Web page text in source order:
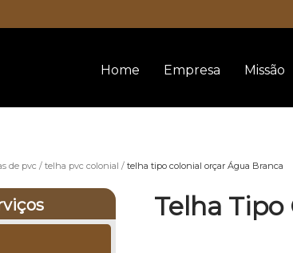
Home Empresa Missão
de pvc telha pvc colonial telha tipo colonial orçar Água Branca
Telha